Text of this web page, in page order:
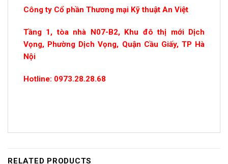
Công ty Cổ phần Thương mại Kỹ thuật An Việt
Tầng 1, tòa nhà N07-B2, Khu đô thị mới Dịch
Vọng, Phường Dịch Vọng, Quận Cầu Giấy, TP Hà
Nội
Hotline: 0973.28.28.68
RELATED PRODUCTS